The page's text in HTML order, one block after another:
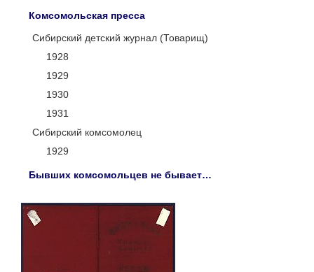
Комсомольская пресса
Сибирский детский журнал (Товарищ)
1928
1929
1930
1931
Сибирский комсомолец
1929
Бывших комсомольцев не бывает…